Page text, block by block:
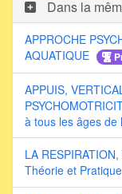
Dans la
APPROCHE
AQUATIQUE
APPUIS,
à tous les âges de
LA
Théorie et Pratique